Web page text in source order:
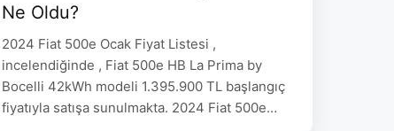
Ne Oldu?
2024 Fiat 500e Ocak Fiyat Listesi ,
incelendiğinde , Fiat 500e HB La Prima by
Bocelli 42kWh modeli 1.395.900 TL başlangıç
fiyatıyla satışa sunulmakta. 2024 Fiat 500e